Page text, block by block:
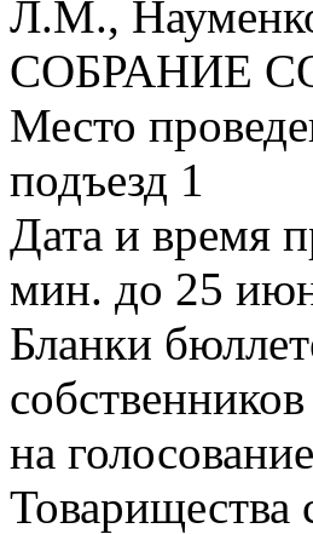
Л.М.,
СОБРАНИЕ
Место
подъезд 1
Дата и время
мин. до 25
Бланки
на
Товарищества